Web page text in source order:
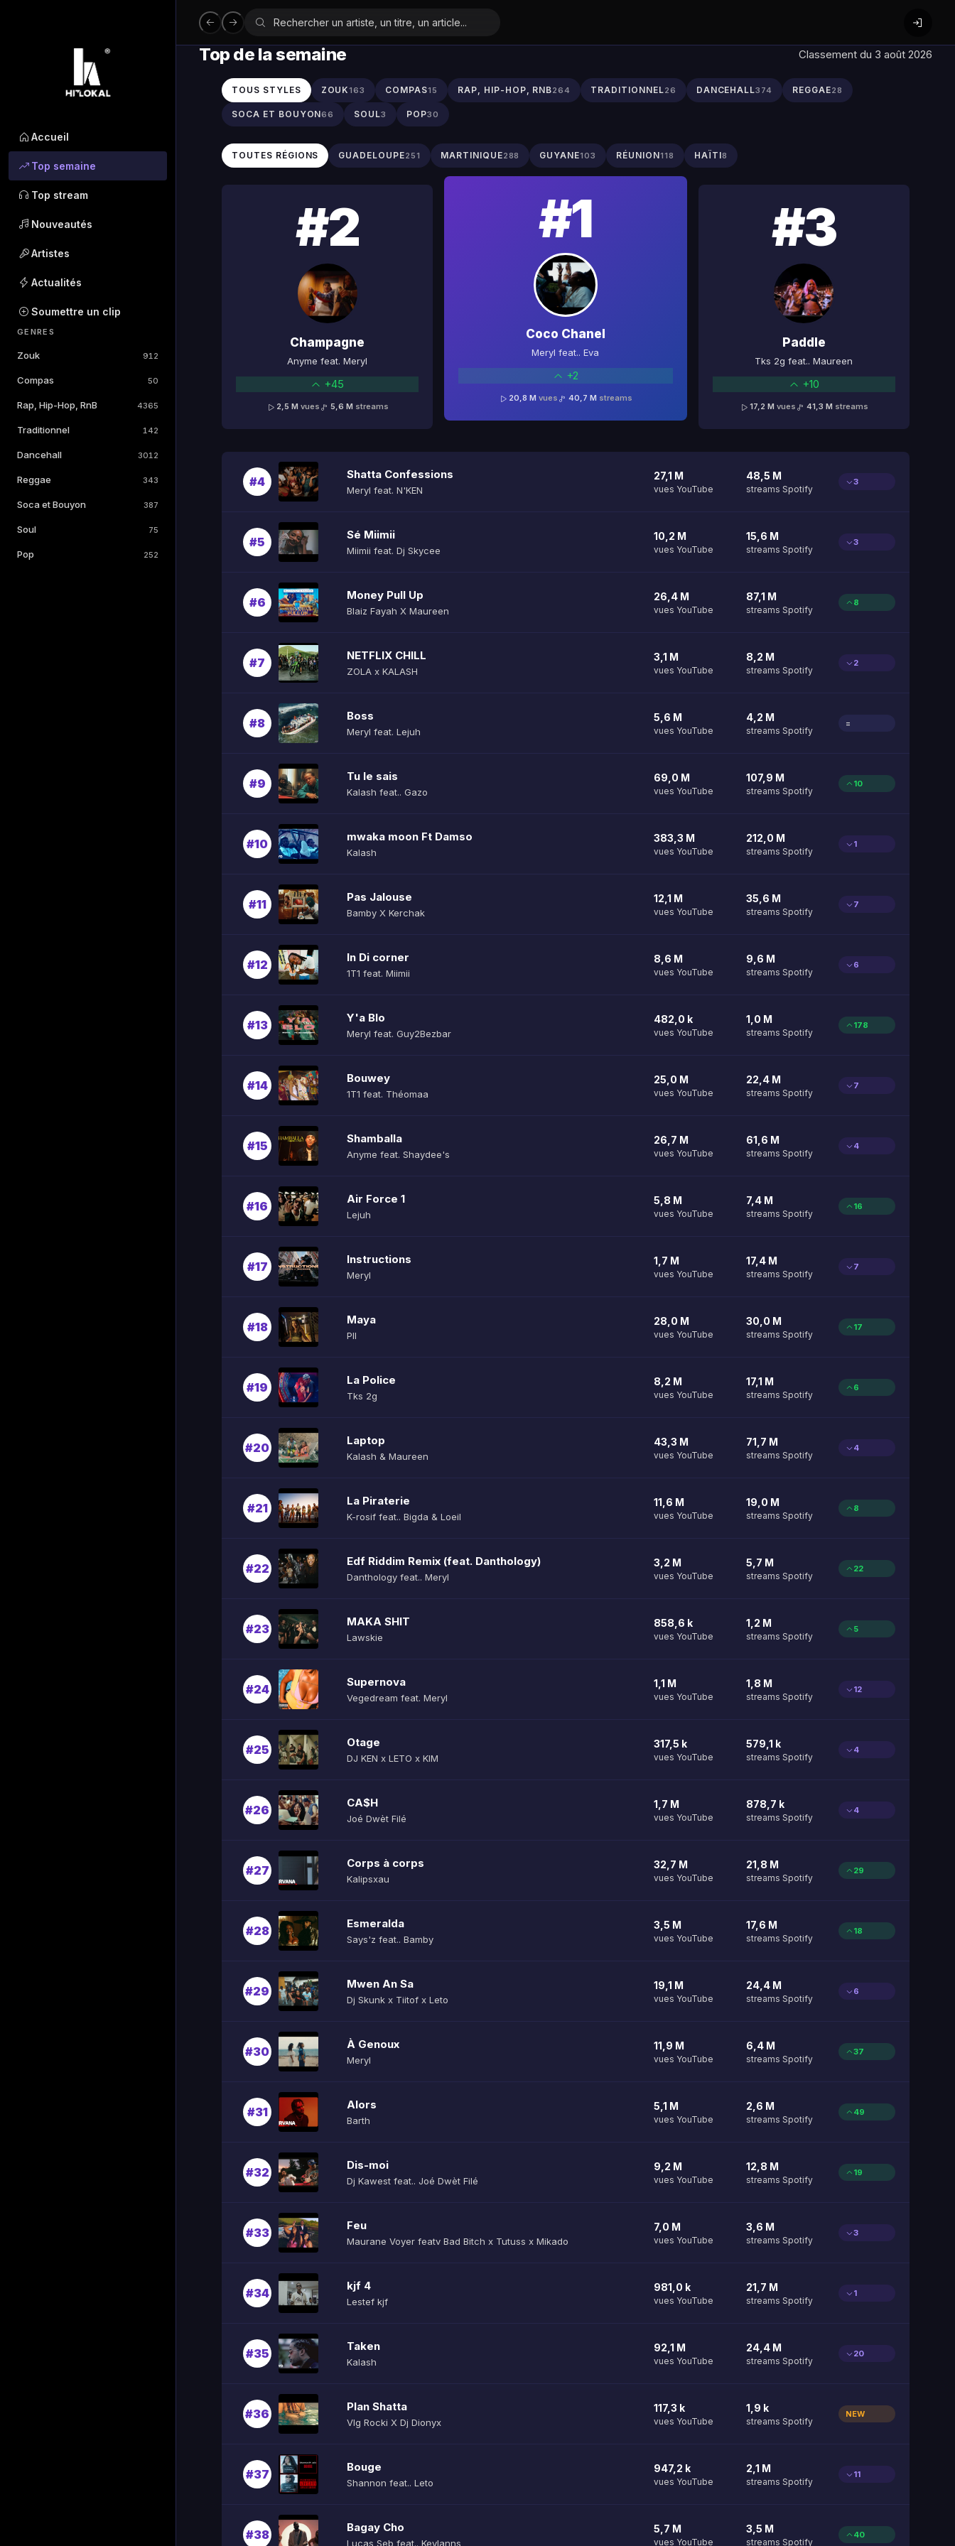
Accueil
Top semaine
Top stream
Nouveautés
Artistes
Actualités
Soumettre un clip
GENRES
Zouk 912
Compas 50
Rap, Hip-Hop, RnB 4365
Traditionnel 142
Dancehall 3012
Reggae 343
Soca et Bouyon 387
Soul 75
Pop 252
Top de la semaine Classement du 3 août 2026
TOUS STYLES ZOUK163 COMPAS15 RAP, HIP-HOP, RNB264 TRADITIONNEL26 DANCEHALL374 REGGAE28
SOCA ET BOUYON66 SOUL3 POP30
TOUTES RÉGIONS GUADELOUPE251 MARTINIQUE288 GUYANE103 RÉUNION118 HAÏTI8
#2
Champagne
Anyme feat. Meryl
+45
2,5 M vues 5,6 M streams
#1
Coco Chanel
Meryl feat.. Eva
+2
20,8 M vues 40,7 M streams
#3
Paddle
Tks 2g feat.. Maureen
+10
17,2 M vues 41,3 M streams
#4
Shatta Confessions
Meryl feat. N'KEN
27,1 M
vues YouTube
48,5 M
streams Spotify
3
#5
Sé Miimii
Miimii feat. Dj Skycee
10,2 M
vues YouTube
15,6 M
streams Spotify
3
#6
Money Pull Up
Blaiz Fayah X Maureen
26,4 M
vues YouTube
87,1 M
streams Spotify
8
#7
NETFLIX CHILL
ZOLA x KALASH
3,1 M
vues YouTube
8,2 M
streams Spotify
2
#8
Boss
Meryl feat. Lejuh
5,6 M
vues YouTube
4,2 M
streams Spotify
=
#9
Tu le sais
Kalash feat.. Gazo
69,0 M
vues YouTube
107,9 M
streams Spotify
10
#10
mwaka moon Ft Damso
Kalash
383,3 M
vues YouTube
212,0 M
streams Spotify
1
#11
Pas Jalouse
Bamby X Kerchak
12,1 M
vues YouTube
35,6 M
streams Spotify
7
#12
In Di corner
1T1 feat. Miimii
8,6 M
vues YouTube
9,6 M
streams Spotify
6
#13
Y'a Blo
Meryl feat. Guy2Bezbar
482,0 k
vues YouTube
1,0 M
streams Spotify
178
#14
Bouwey
1T1 feat. Théomaa
25,0 M
vues YouTube
22,4 M
streams Spotify
7
#15
Shamballa
Anyme feat. Shaydee's
26,7 M
vues YouTube
61,6 M
streams Spotify
4
#16
Air Force 1
Lejuh
5,8 M
vues YouTube
7,4 M
streams Spotify
16
#17
Instructions
Meryl
1,7 M
vues YouTube
17,4 M
streams Spotify
7
#18
Maya
Pll
28,0 M
vues YouTube
30,0 M
streams Spotify
17
#19
La Police
Tks 2g
8,2 M
vues YouTube
17,1 M
streams Spotify
6
#20
Laptop
Kalash & Maureen
43,3 M
vues YouTube
71,7 M
streams Spotify
4
#21
La Piraterie
K-rosif feat.. Bigda & Loeil
11,6 M
vues YouTube
19,0 M
streams Spotify
8
#22
Edf Riddim Remix (feat. Danthology)
Danthology feat.. Meryl
3,2 M
vues YouTube
5,7 M
streams Spotify
22
#23
MAKA SHIT
Lawskie
858,6 k
vues YouTube
1,2 M
streams Spotify
5
#24
Supernova
Vegedream feat. Meryl
1,1 M
vues YouTube
1,8 M
streams Spotify
12
#25
Otage
DJ KEN x LETO x KIM
317,5 k
vues YouTube
579,1 k
streams Spotify
4
#26
CA$H
Joé Dwèt Filé
1,7 M
vues YouTube
878,7 k
streams Spotify
4
#27
Corps à corps
Kalipsxau
32,7 M
vues YouTube
21,8 M
streams Spotify
29
#28
Esmeralda
Says'z feat.. Bamby
3,5 M
vues YouTube
17,6 M
streams Spotify
18
#29
Mwen An Sa
Dj Skunk x Tiitof x Leto
19,1 M
vues YouTube
24,4 M
streams Spotify
6
#30
À Genoux
Meryl
11,9 M
vues YouTube
6,4 M
streams Spotify
37
#31
Alors
Barth
5,1 M
vues YouTube
2,6 M
streams Spotify
49
#32
Dis-moi
Dj Kawest feat.. Joé Dwèt Filé
9,2 M
vues YouTube
12,8 M
streams Spotify
19
#33
Feu
Maurane Voyer featv Bad Bitch x Tutuss x Mikado
7,0 M
vues YouTube
3,6 M
streams Spotify
3
#34
kjf 4
Lestef kjf
981,0 k
vues YouTube
21,7 M
streams Spotify
1
#35
Taken
Kalash
92,1 M
vues YouTube
24,4 M
streams Spotify
20
#36
Plan Shatta
Vlg Rocki X Dj Dionyx
117,3 k
vues YouTube
1,9 k
streams Spotify
NEW
#37
Bouge
Shannon feat.. Leto
947,2 k
vues YouTube
2,1 M
streams Spotify
11
#38
Bagay Cho
Lucas Seb feat.. Keylanns
5,7 M
vues YouTube
3,5 M
streams Spotify
40